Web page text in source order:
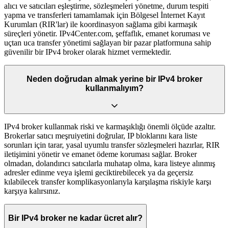
alıcı ve satıcıları eşleştirme, sözleşmeleri yönetme, durum tespiti
yapma ve transferleri tamamlamak için Bölgesel İnternet Kayıt
Kurumları (RIR'lar) ile koordinasyon sağlama gibi karmaşık
süreçleri yönetir. IPv4Center.com, şeffaflık, emanet koruması ve
uçtan uca transfer yönetimi sağlayan bir pazar platformuna sahip
güvenilir bir IPv4 broker olarak hizmet vermektedir.
Neden doğrudan almak yerine bir IPv4 broker
kullanmalıyım?
IPv4 broker kullanmak riski ve karmaşıklığı önemli ölçüde azaltır.
Brokerlar satıcı meşruiyetini doğrular, IP bloklarını kara liste
sorunları için tarar, yasal uyumlu transfer sözleşmeleri hazırlar, RIR
iletişimini yönetir ve emanet ödeme koruması sağlar. Broker
olmadan, dolandırıcı satıcılarla muhatap olma, kara listeye alınmış
adresler edinme veya işlemi geciktirebilecek ya da geçersiz
kılabilecek transfer komplikasyonlarıyla karşılaşma riskiyle karşı
karşıya kalırsınız.
Bir IPv4 broker ne kadar ücret alır?